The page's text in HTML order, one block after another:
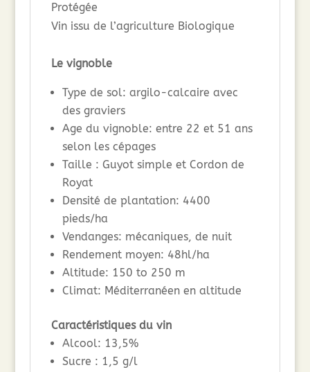
Protégée
Vin issu de l’agriculture Biologique
Le vignoble
Type de sol: argilo-calcaire avec
des graviers
Age du vignoble: entre 22 et 51 ans
selon les cépages
Taille : Guyot simple et Cordon de
Royat
Densité de plantation: 4400
pieds/ha
Vendanges: mécaniques, de nuit
Rendement moyen: 48hl/ha
Altitude: 150 to 250 m
Climat: Méditerranéen en altitude
Caractéristiques du vin
Alcool: 13,5%
Sucre : 1,5 g/l